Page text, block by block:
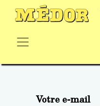
Votre e-mail